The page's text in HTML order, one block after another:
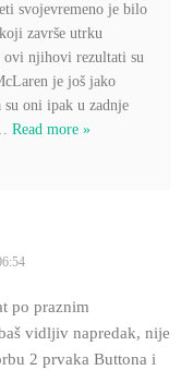
svojevremeno je bilo
završe utrku
ovi njihovi rezultati su
je još jako
oni ipak u zadnje
Read more »
po praznim
vidljiv napredak, nije
2 prvaka Buttona i